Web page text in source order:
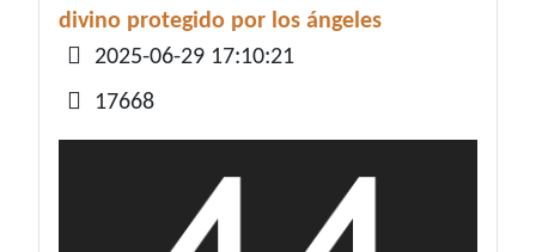
divino protegido por los ángeles
Detalles
2025-06-29 17:10:21
17668